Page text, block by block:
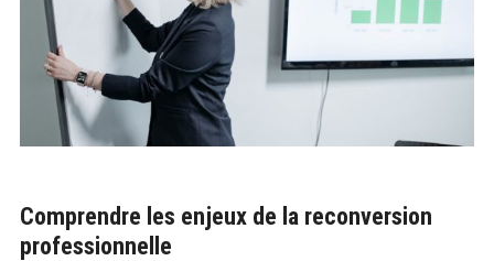
Comprendre les enjeux de la reconversion
professionnelle